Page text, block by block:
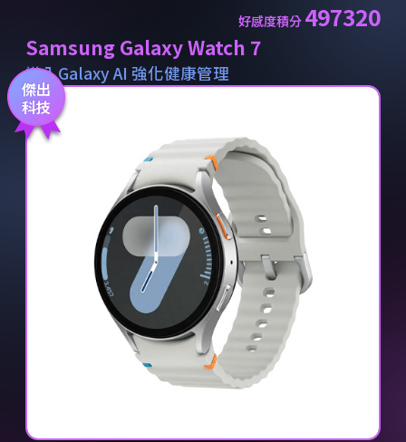
Samsung Galaxy Watch 7
導入Galaxy AI 強化健康管理
好感度積分 497320
傑出
科技